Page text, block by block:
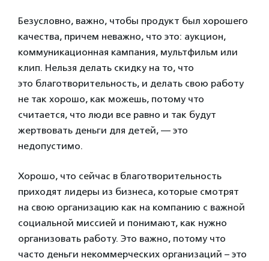
Безусловно, важно, чтобы продукт был хорошего
качества, причем неважно, что это: аукцион,
коммуникационная кампания, мультфильм или
клип. Нельзя делать скидку на то, что
это благотворительность, и делать свою работу
не так хорошо, как можешь, потому что
считается, что люди все равно и так будут
жертвовать деньги для детей, — это
недопустимо.
Хорошо, что сейчас в благотворительность
приходят лидеры из бизнеса, которые смотрят
на свою организацию как на компанию с важной
социальной миссией и понимают, как нужно
организовать работу. Это важно, потому что
часто деньги некоммерческих организаций – это